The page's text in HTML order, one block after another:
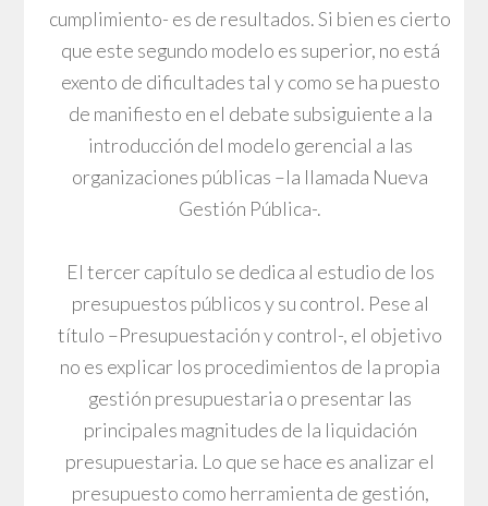
cumplimiento- es de resultados. Si bien es cierto
que este segundo modelo es superior, no está
exento de dificultades tal y como se ha puesto
de manifiesto en el debate subsiguiente a la
introducción del modelo gerencial a las
organizaciones públicas –la llamada Nueva
Gestión Pública-.
El tercer capítulo se dedica al estudio de los
presupuestos públicos y su control. Pese al
título –Presupuestación y control-, el objetivo
no es explicar los procedimientos de la propia
gestión presupuestaria o presentar las
principales magnitudes de la liquidación
presupuestaria. Lo que se hace es analizar el
presupuesto como herramienta de gestión,